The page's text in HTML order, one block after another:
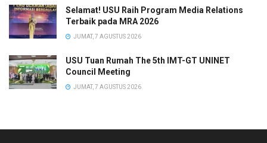
Selamat! USU Raih Program Media Relations
Terbaik pada MRA 2026
JUMAT, 7 AGUSTUS 2026
USU Tuan Rumah The 5th IMT-GT UNINET
Council Meeting
JUMAT, 7 AGUSTUS 2026